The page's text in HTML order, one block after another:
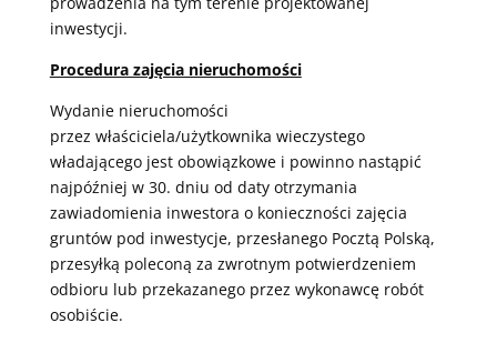
inwestycji.
Procedura zajęcia nieruchomości
Wydanie nieruchomości
przez właściciela/użytkownika wieczystego
władającego jest obowiązkowe i powinno nastąpić
najpóźniej w 30. dniu od daty otrzymania
zawiadomienia inwestora o konieczności zajęcia
gruntów pod inwestycje, przesłanego Pocztą Polską,
przesyłką poleconą za zwrotnym potwierdzeniem
odbioru lub przekazanego przez wykonawcę robót
osobiście.